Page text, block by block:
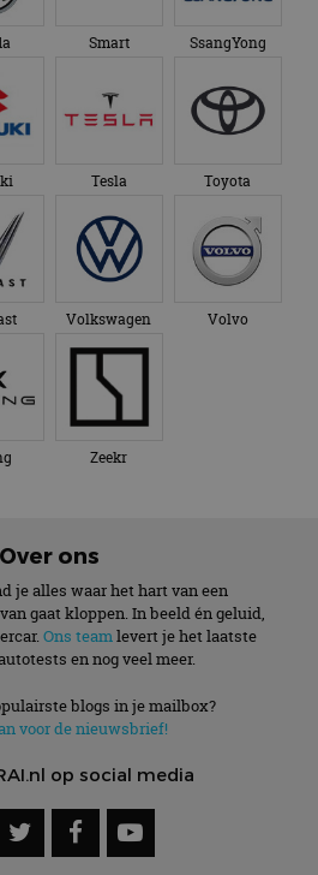
Smart SsangYong
Tesla Toyota
Volkswagen Volvo
Zeekr
Over ons
je alles waar het hart van een
gaat kloppen. In beeld én geluid,
Ons teamlevert je het laatste
en nog veel meer.
blogs in je mailbox?
voor de nieuwsbrief!
op social media